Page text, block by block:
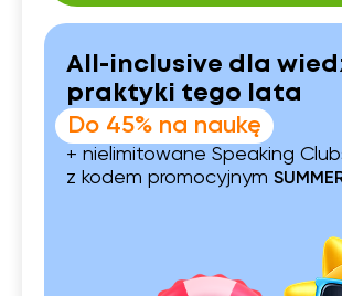
All-inclusive dla
praktyki tego lata
Do 45% na naukę
+ nielimitowane Speaking
z kodem promocyjnym